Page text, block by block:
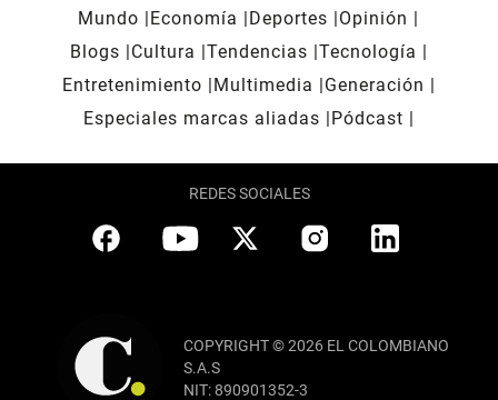
Mundo Economía Deportes
Opinión
Blogs
Cultura Tendencias Tecnología
Entretenimiento
Multimedia
Generación
Especiales marcas aliadas
Pódcast
REDES SOCIALES
COPYRIGHT © 2026 EL COLOMBIANO
S.A.S
NIT: 890901352-3